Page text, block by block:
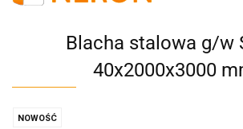
Zgody
Blacha stalowa g/w
40x2000x3000
NOWOŚĆ